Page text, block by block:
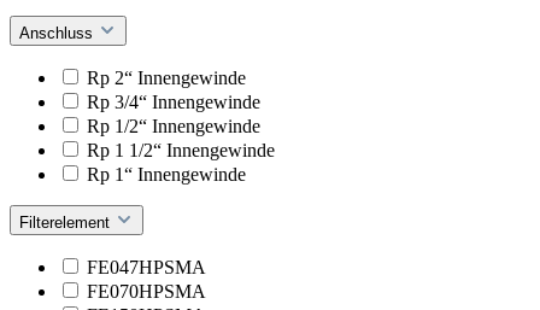
Anschluss
Rp 2“ Innengewinde
Rp 3/4“ Innengewinde
Rp 1/2“ Innengewinde
Rp 1 1/2“ Innengewinde
Rp 1“ Innengewinde
Filterelement
FE047HPSMA
FE070HPSMA